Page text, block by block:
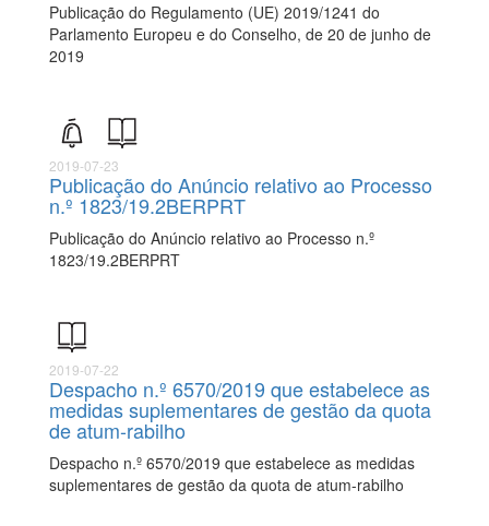
Publicação do Regulamento (UE) 2019/1241 do
Parlamento Europeu e do Conselho, de 20 de junho de
2019
2019-07-23
Publicação do Anúncio relativo ao Processo
n.º 1823/19.2BERPRT
Publicação do Anúncio relativo ao Processo n.º
1823/19.2BERPRT
2019-07-22
Despacho n.º 6570/2019 que estabelece as
medidas suplementares de gestão da quota
de atum-rabilho
Despacho n.º 6570/2019 que estabelece as medidas
suplementares de gestão da quota de atum-rabilho